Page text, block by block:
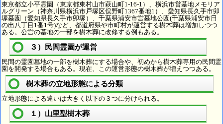
東京都立小平霊園（東京都東村山市萩山町1-16-1）、横浜市営墓地メモリア
ルグリーン（神奈川県横浜市戸塚区俣野町1367番地1）、愛知県長久手市卯
塚墓園（愛知県長久手市卯塚）、千葉県浦安市営墓地公園(千葉県浦安市日
の出八丁目1番1号)など、都道府県や市町村が運営する樹木葬は増加しつつ
ある。公営の墓地の一部を樹木葬に改修する例もある。
３）民間霊園が運営
民間の霊園墓地の一部を樹木葬にする場合や、初めから樹木葬専用の民間霊
園を開発する場合もある。現在、この運営形態の樹木葬が増えつつある。
樹木葬の立地形態による分類
立地形態による違いは大きく以下の３つに分けられる。
１）山里型樹木葬